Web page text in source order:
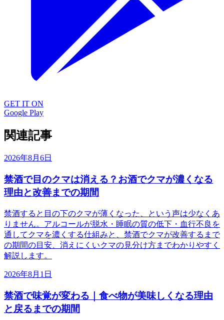
GET IT ON
Google Play
関連記事
2026年8月6日
禁酒で目のクマは消える？お酒でクマが濃くなる
理由と改善までの期間
禁酒すると目の下のクマが薄くなった、という声は少なくあ
りません。アルコールが脱水・睡眠の質の低下・血行不良を
通してクマを濃くする仕組みと、禁酒でクマが改善するまで
の期間の目安、消えにくいクマの見分け方までわかりやすく
解説します。
2026年8月1日
禁酒で味覚が変わる｜食べ物が美味しくなる理由
と戻るまでの期間